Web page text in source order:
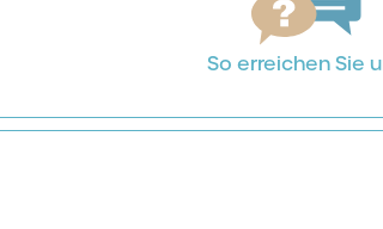
So erreichen Sie